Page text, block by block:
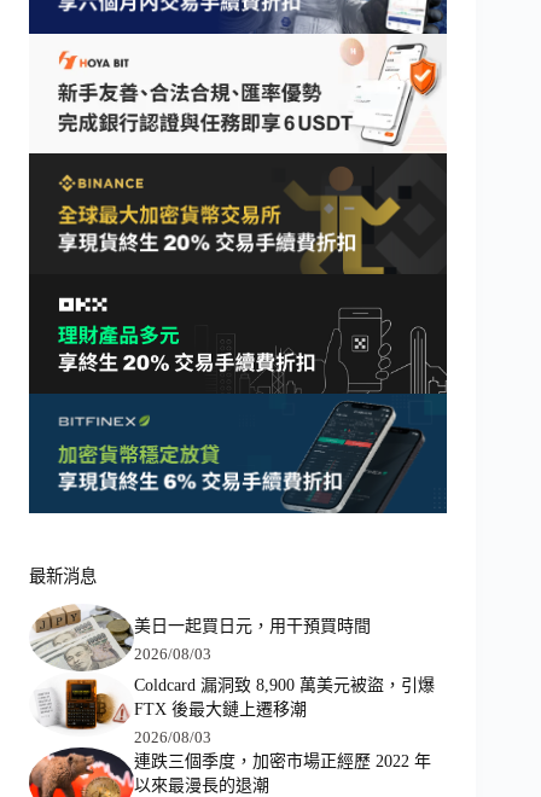
最新消息
美日一起買日元，用干預買時間
2026/08/03
Coldcard 漏洞致 8,900 萬美元被盜，引爆
FTX 後最大鏈上遷移潮
2026/08/03
連跌三個季度，加密市場正經歷 2022 年
以來最漫長的退潮